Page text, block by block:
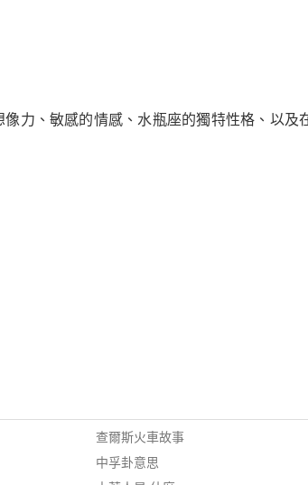
力、敏感的情感、水瓶座的獨特性格、以及
查爾斯火車故事
中孚卦意思